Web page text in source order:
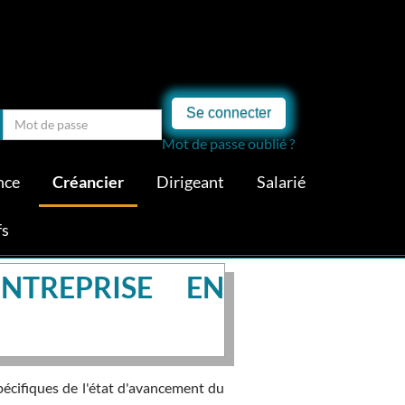
Se connecter
Mot de passe oublié ?
Créancier Dirigeant Salarié
EN
de l'état d'avancement du